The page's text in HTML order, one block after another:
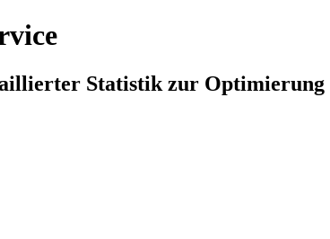
Statistik zur